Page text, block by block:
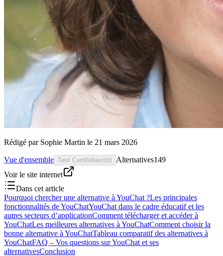
Rédigé par Sophie Martin le 21 mars 2026
Vue d'ensemble Test Certifiébientôt Alternatives149
Voir le site internet
Dans cet article
Pourquoi chercher une alternative à YouChat ?Les principales
fonctionnalités de YouChatYouChat dans le cadre éducatif et les
autres secteurs d’applicationComment télécharger et accéder à
YouChatLes meilleures alternatives à YouChatComment choisir la
bonne alternative à YouChatTableau comparatif des alternatives à
YouChatFAQ – Vos questions sur YouChat et ses
alternativesConclusion